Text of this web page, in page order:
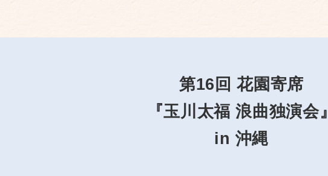
第16回 花園寄席
『玉川太福 浪曲独演会』
in 沖縄